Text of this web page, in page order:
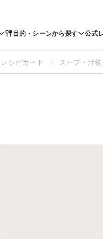
目的・シーンから探す 公式
レシピカード スープ・汁物